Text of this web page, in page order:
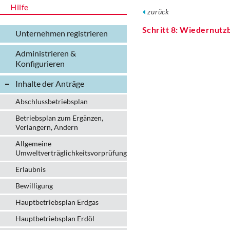
Hilfe
Unternehmen registrieren
Administrieren &
Konfigurieren
Inhalte der Anträge
Abschlussbetriebsplan
Betriebsplan zum Ergänzen,
Verlängern, Ändern
Allgemeine
Umweltverträglichkeitsvorprüfung
Erlaubnis
Bewilligung
Hauptbetriebsplan Erdgas
Hauptbetriebsplan Erdöl
zurück
Schritt 8: